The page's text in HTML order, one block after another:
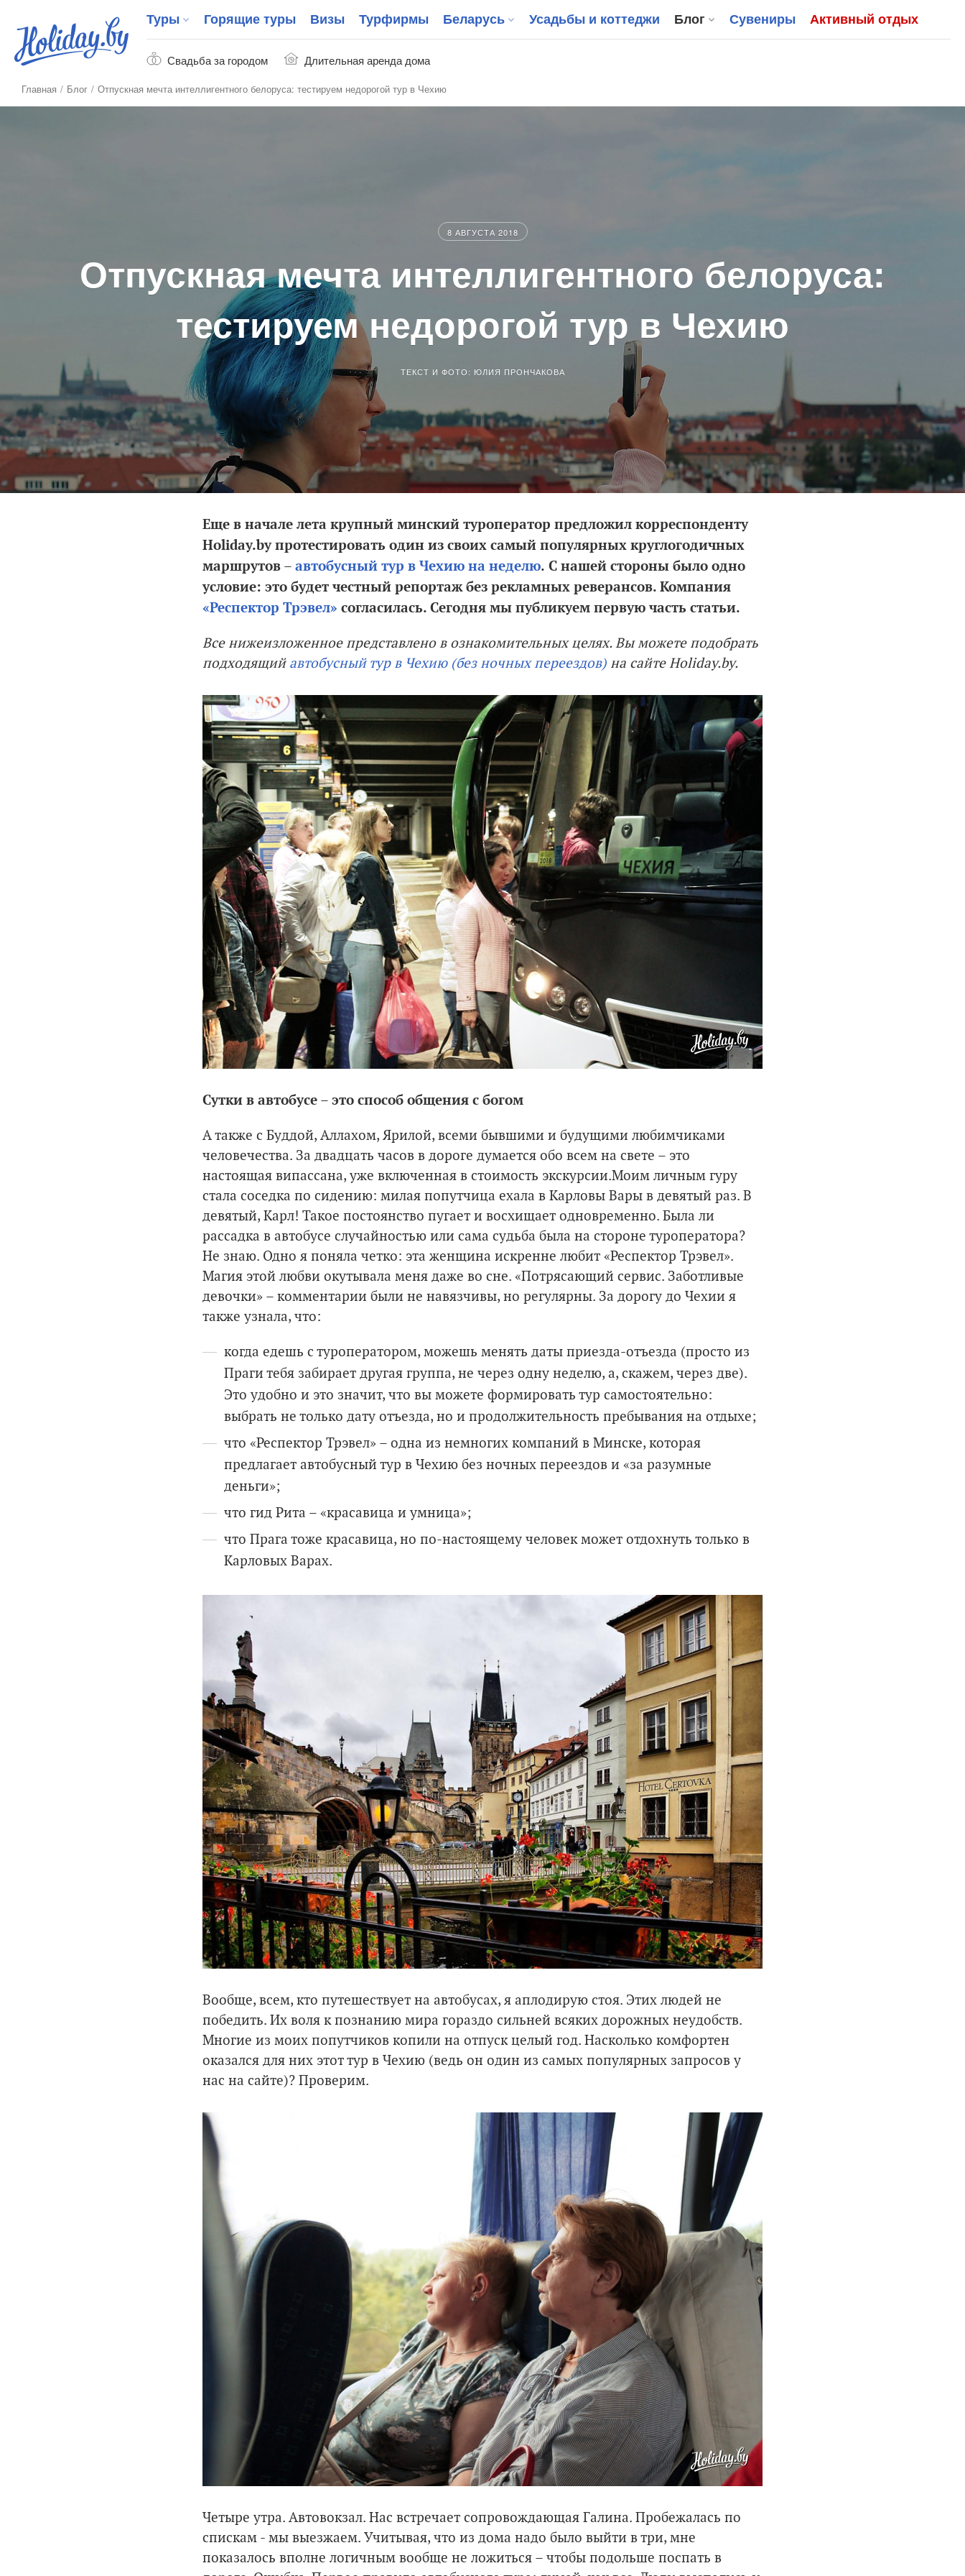
Свадьба за городом Длительная аренда дома
Туры Горящие туры Визы Турфирмы Беларусь Усадьбы и коттеджи Блог Сувениры Активный отдых
Главная Блог Отпускная мечта интеллигентного белоруса: тестируем недорогой тур в Чехию
8 АВГУСТА 2018
Отпускная мечта интеллигентного белоруса:
тестируем недорогой тур в Чехию
ТЕКСТ И ФОТО: ЮЛИЯ ПРОНЧАКОВА
Еще в начале лета крупный минский туроператор предложил корреспонденту
Holiday.by протестировать один из своих самый популярных круглогодичных
маршрутов – автобусный тур в Чехию на неделю. С нашей стороны было одно
условие: это будет честный репортаж без рекламных реверансов. Компания
«Респектор Трэвел» согласилась. Сегодня мы публикуем первую часть статьи.
Все нижеизложенное представлено в ознакомительных целях. Вы можете подобрать
подходящий автобусный тур в Чехию (без ночных переездов) на сайте Holiday.by.
Сутки в автобусе – это способ общения с богом
А также с Буддой, Аллахом, Ярилой, всеми бывшими и будущими любимчиками
человечества. За двадцать часов в дороге думается обо всем на свете – это
настоящая випассана, уже включенная в стоимость экскурсии.Моим личным гуру
стала соседка по сидению: милая попутчица ехала в Карловы Вары в девятый раз. В
девятый, Карл! Такое постоянство пугает и восхищает одновременно. Была ли
рассадка в автобусе случайностью или сама судьба была на стороне туроператора?
Не знаю. Одно я поняла четко: эта женщина искренне любит «Респектор Трэвел».
Магия этой любви окутывала меня даже во сне. «Потрясающий сервис. Заботливые
девочки» – комментарии были не навязчивы, но регулярны. За дорогу до Чехии я
также узнала, что:
когда едешь с туроператором, можешь менять даты приезда-отъезда (просто из
Праги тебя забирает другая группа, не через одну неделю, а, скажем, через две).
Это удобно и это значит, что вы можете формировать тур самостоятельно:
выбрать не только дату отъезда, но и продолжительность пребывания на отдыхе;
что «Респектор Трэвел» – одна из немногих компаний в Минске, которая
предлагает автобусный тур в Чехию без ночных переездов и «за разумные
деньги»;
что гид Рита – «красавица и умница»;
что Прага тоже красавица, но по-настоящему человек может отдохнуть только в
Карловых Варах.
Вообще, всем, кто путешествует на автобусах, я аплодирую стоя. Этих людей не
победить. Их воля к познанию мира гораздо сильней всяких дорожных неудобств.
Многие из моих попутчиков копили на отпуск целый год. Насколько комфортен
оказался для них этот тур в Чехию (ведь он один из самых популярных запросов у
нас на сайте)? Проверим.
Четыре утра. Автовокзал. Нас встречает сопровождающая Галина. Пробежалась по
спискам - мы выезжаем. Учитывая, что из дома надо было выйти в три, мне
показалось вполне логичным вообще не ложиться – чтобы подольше поспать в